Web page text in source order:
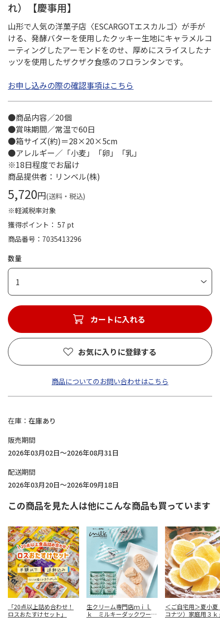
れ）【慶事用】
山形で人気の洋菓子店〈ESCARGOTエスカルゴ〉が手が
ける、発酵バターを使用したクッキー生地にキャラメルコ
ーティングしたアーモンドをのせ、厚めにスライスしたナ
ッツを使用したザクザク食感のフロランタンです。
お申し込みの際の確認事項はこちら
●商品内容／20個
●賞味期間／常温で60日
●箱サイズ(約)＝28×20×5cm
●アレルギー／「小麦」「卵」「乳」
※18日程度でお届け
商品提供者：リンベル(株)
5,720円(送料・税込)
※軽減税率対象
獲得ポイント： 57 pt
商品番号
7035413296
数量
1
カートに入れる
お気に入りに登録する
商品についてのお問い合わせはこちら
在庫
在庫あり
販売期間
2026年03月02日～2026年08月31日
配送期間
2026年03月20日～2026年09月18日
この商品を見た人は他にこんな商品も買っています
「20点以上詰め合わせ！
ロスおたすけセット」
生クリーム専門店ｍｉｌ
ｋ ミルキーダックワーズ
＜ご自宅用＞夏小夏
コナツ）家庭用３ｋ